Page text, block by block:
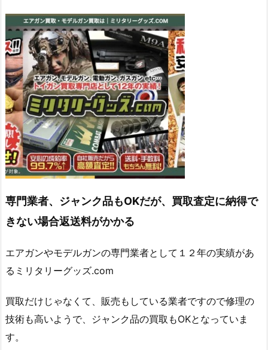
専門業者、ジャンク品もOKだが、買取査定に納得で
きない場合返送料がかかる
エアガンやモデルガンの専門業者として１２年の実績があ
るミリタリーグッズ.com
買取だけじゃなくて、販売もしている業者ですので修理の
技術も高いようで、ジャンク品の買取もOKとなっていま
す。